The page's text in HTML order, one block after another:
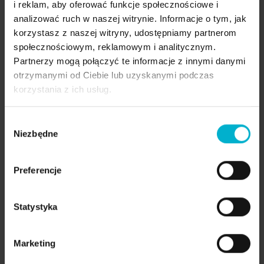
i reklam, aby oferować funkcje społecznościowe i
analizować ruch w naszej witrynie. Informacje o tym, jak
korzystasz z naszej witryny, udostępniamy partnerom
społecznościowym, reklamowym i analitycznym.
Partnerzy mogą połączyć te informacje z innymi danymi
otrzymanymi od Ciebie lub uzyskanymi podczas
korzystania z ich usług.
zgody
Niezbędne
Preferencje
Statystyka
Marketing
Administratorem danych jest Malo
Wyrażam zgodę na przetwarzanie
podanych przeze mnie danych osobowych
w celu podjęcia ze mną kontaktu w
związku z treścią zawartą przeze mnie w
niniejszym formularzu kontaktowym.
Zgodnie z jego zakresem, według zasad
zawartych w dokumencie pod nazwą:
POLITYKA PRYWATNOŚCI, W TYM
COOKIES
Zapoznałem się i akceptuję Politykę
https://www.maloclinics.pl/polityka-